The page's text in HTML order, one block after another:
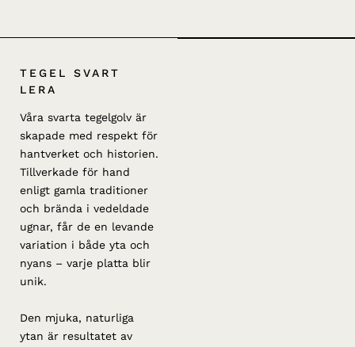
TEGEL SVART
LERA
Våra svarta tegelgolv är
skapade med respekt för
hantverket och historien.
Tillverkade för hand
enligt gamla traditioner
och brända i vedeldade
ugnar, får de en levande
variation i både yta och
nyans – varje platta blir
unik.
Den mjuka, naturliga
ytan är resultatet av